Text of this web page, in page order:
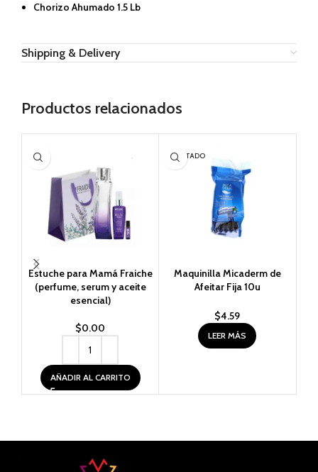
Chorizo Ahumado 1.5 Lb
Shipping & Delivery
Productos relacionados
Estuche para Mamá Fraiche
(perfume, serum y aceite
esencial)
$0.00
AÑADIR AL CARRITO
AGOTADO
Maquinilla Micaderm de
Afeitar Fija 10u
$4.59
LEER MÁS